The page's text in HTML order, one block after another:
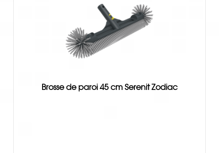
Brosse de paroi 45 cm Serenit Zodiac